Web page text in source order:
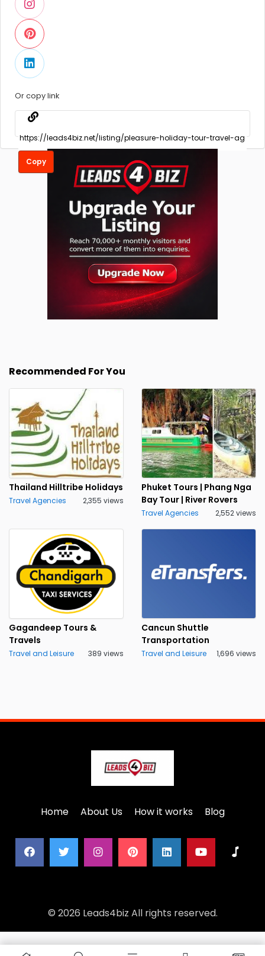
Or copy link
Copy
Recommended For You
Thailand Hilltribe Holidays
Travel Agencies 2,355 views
Phuket Tours | Phang Nga
Bay Tour | River Rovers
Travel Agencies 2,552 views
Gagandeep Tours &
Travels
Travel and Leisure 389 views
Cancun Shuttle
Transportation
Travel and Leisure 1,696 views
Home About Us How it works Blog
© 2026 Leads4biz All rights reserved.